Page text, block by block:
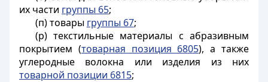
их части группы 65;
(п) товары группы 67;
(р) текстильные материалы с абразивным
покрытием (товарная позиция 6805), а также
углеродные волокна или изделия из них
товарной позиции 6815;